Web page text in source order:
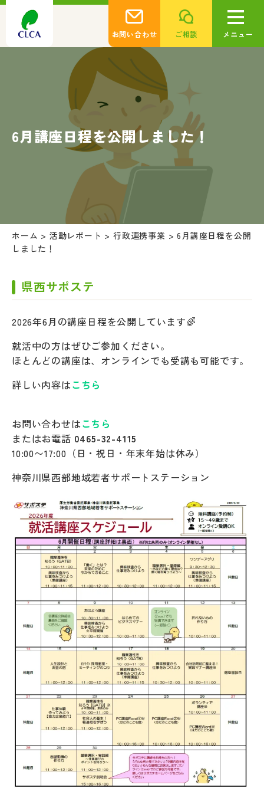
お問い合わせ ご相談 メニュー
6月講座日程を公開しました！
ホーム > 活動レポート >行政連携事業 >6月講座日程を公開
しました！
県西サポステ
2026年6月の講座日程を公開しています🌈
就活中の方はぜひご参加ください。
ほとんどの講座は、オンラインでも受講も可能です。
詳しい内容はこちら
お問い合わせはこちら
またはお電話 0465-32-4115
10:00〜17:00（日・祝日・年末年始は休み）
神奈川県西部地域若者サポートステーション